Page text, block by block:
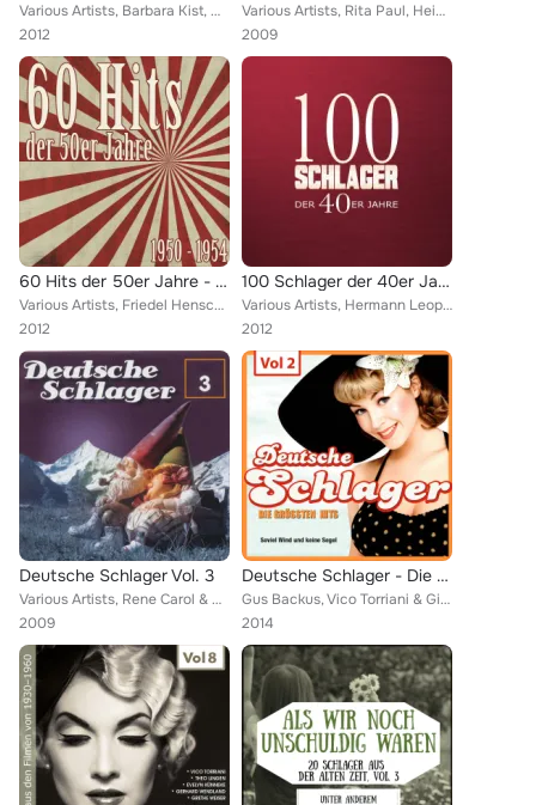
Various Artists, Barbara Kist, Die Kilima Hawaians, Maria Von Schmedes, Rita Paul & Bully Buhlan, Bruce Low, Liselotte Malkowsky...
2012
Various Artists, Rita Paul, Hein Erhardt & Renee Franke, Rudi Schuricke, Heinz Erhardt, Heinz Woezel, Anton Karas, Richard Germe...
2009
60 Hits der 50er Jahre - 1950 bis 1954 (Das waren unsere Schlager)
Various Artists, Friedel Hensch und Die Cyprys, Lonny Kellner, P. R. Körner & Willy Hofmann und das Comedien-Quartett mit Ernst ...
2012
100 Schlager der 40er Jahre
Various Artists, Hermann Leopoldi, Gretl Schörg, Gerhard Wendland, Adolf Wreege, Kurt Widmann, Gerda Schönfelder, Bully Buhlan, ...
2012
Deutsche Schlager Vol. 3
Various Artists, Rene Carol & Maria Mucke, Bibi Johns, Ernie Bieler, Rosita Serrano, Evelyn Künneke, Gerhard Wendland, Bruce Low...
2009
Deutsche Schlager - Die größten Hits, Vol. 2
Gus Backus, Vico Torriani & Gitta Lind, Gerhard Wendland, Renée Franke, Rosita Serrano, Evelyn Künneke, Ernie Bieler, Friedel He...
2014